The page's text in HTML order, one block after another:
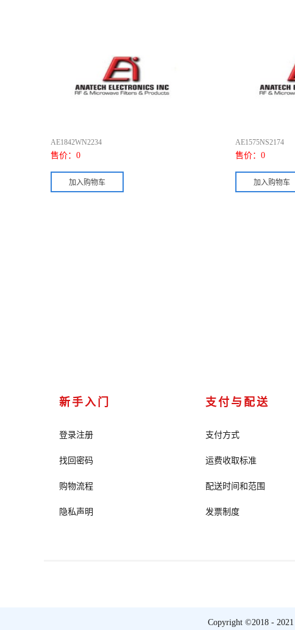
AE1842WN2234
售价： 0
AE1575NS2174
售价： 0
新手入门
登录注册
找回密码
购物流程
隐私声明
支付与配送
支付方式
运费收取标准
配送时间和范围
发票制度
Copyright ©2018 -